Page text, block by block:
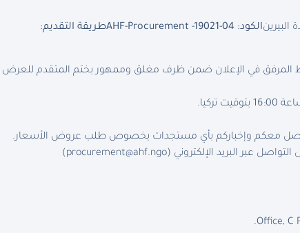
الكود: AHF-Procurement -19021-04طريقة التقديم:
في الإعلان ضمن ظرف مغلق وممهور بختم المتقدم للعرض
معكم وإخباركم بأي مستجدات بخصوص طلب عروض الأسعار.
عبر البريد الإلكتروني (procurement@ahf.ngo
)